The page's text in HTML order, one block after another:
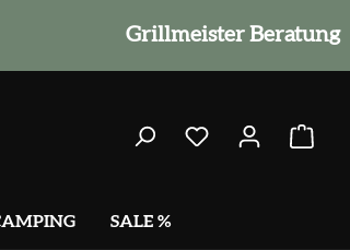
Grillmeister Beratung
SALE %